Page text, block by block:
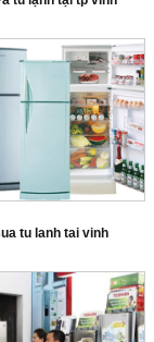
tu lanh tai vinh